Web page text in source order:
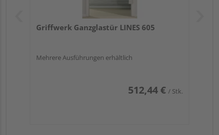
Griffwerk Ganzglastür LINES 605
Mehrere Ausführungen erhältlich
512,44 € / Stk.